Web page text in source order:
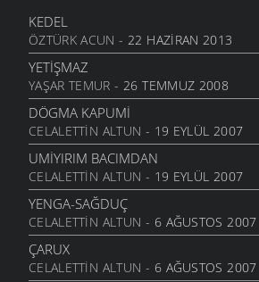
ENİŞ YOKUŞ AĞAC TAŞ
FIKRALAR- 5 OCAK 2007
ZENGİNININ DA PAXIRININ DA....
FIKRALAR- 26 ARALIK 2006
GIDER YAYLAYA YAYLAYA
ŞIIRLER- 28 TEMMUZ 2006
PERIŞAN
ŞIIRLER- 28 TEMMUZ 2006
KIZ SEN BU ŞAVŞATIN NERESINDENSIN
ŞIIRLER- 28 TEMMUZ 2006
DERYAMIDEN
MANILER- 28 TEMMUZ 2006
KEDEL
ÖZTÜRK ACUN - 22 HAZIRAN 2013
YETIŞMAZ
YAŞAR TEMUR - 26 TEMMUZ 2008
DÖGMA KAPUMI
CELALETTIN ALTUN - 19 EYLÜL 2007
UMIYIRIM BACIMDAN
CELALETTIN ALTUN - 19 EYLÜL 2007
YENGA-SAĞDUÇ
CELALETTIN ALTUN - 6 AĞUSTOS 2007
ÇARUX
CELALETTIN ALTUN - 6 AĞUSTOS 2007